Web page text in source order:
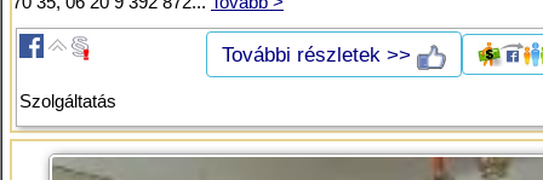
További részletek >>
Szolgáltatás